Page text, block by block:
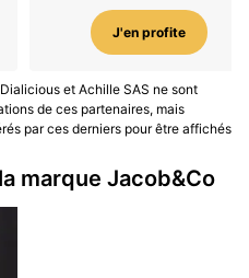
J'en profite
et Achille SAS ne sont
de ces partenaires, mais
par ces derniers pour être affichés
marque Jacob&Co